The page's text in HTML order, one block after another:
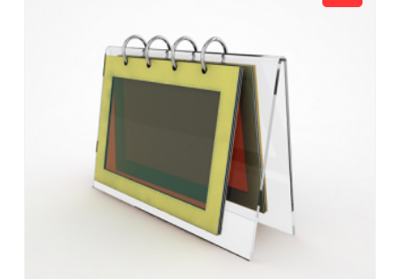
Отправить заявку
НОВОСИБИРСК